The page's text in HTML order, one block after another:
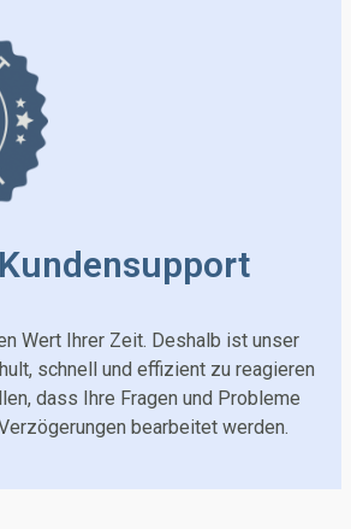
Wert Ihrer Zeit. Deshalb ist unser
schnell und effizient zu reagieren
dass Ihre Fragen und Probleme
bearbeitet werden.